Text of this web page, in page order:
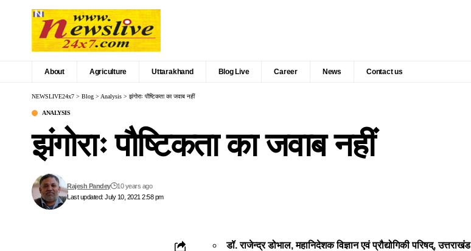
About Agriculture Uttarakhand Blog Live Career News Contact us
NEWSLIVE24x7 > Blog > Analysis > झंगोराः पौष्टिकता का जवाब नहीं
ANALYSIS
झंगोराः पौष्टिकता का जवाब नहीं
Last updated: July 10, 2021 2:58 pm
Rajesh Pandey 10 years ago
डॉ. राजेन्द्र डोभाल, महानिदेशक विज्ञान एवं प्रौद्योगिकी परिषद्, उत्तराखंड